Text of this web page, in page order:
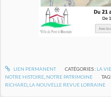
LIEN PERMANENT CATÉGORIES : LA
NOTRE HISTOIRE NOTRE PATRIMOINE
RICHARD LA NOUVELLE REVUE LORRAINE